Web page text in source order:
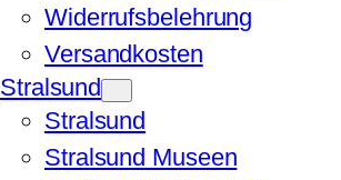
Widerrufsbelehrung
Versandkosten
Stralsund
Stralsund
Stralsund Museen